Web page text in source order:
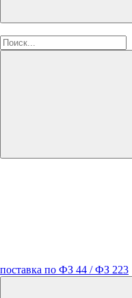
поставка по ФЗ 44 / ФЗ 223